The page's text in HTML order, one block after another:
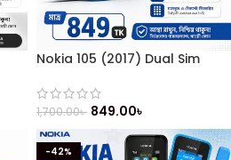
Nokia 105 (2017) Dual Sim
1,700.00৳ 849.00৳
-42%